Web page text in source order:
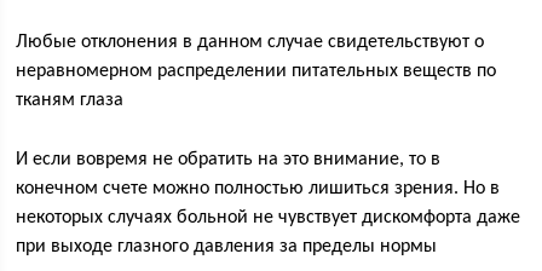
Любые отклонения в данном случае свидетельствуют о
неравномерном распределении питательных веществ по
тканям глаза
И если вовремя не обратить на это внимание, то в
конечном счете можно полностью лишиться зрения. Но в
некоторых случаях больной не чувствует дискомфорта даже
при выходе глазного давления за пределы нормы